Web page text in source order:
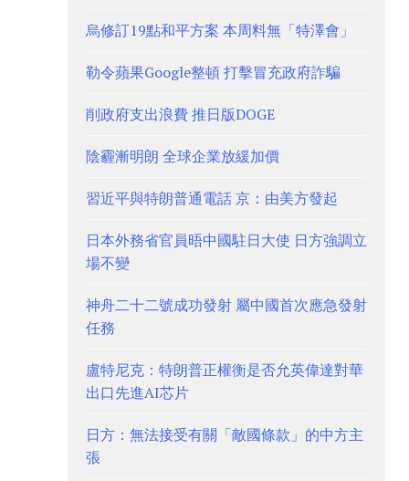
烏修訂19點和平方案 本周料無「特澤會」
勒令蘋果Google整頓 打擊冒充政府詐騙
削政府支出浪費 推日版DOGE
陰霾漸明朗 全球企業放緩加價
習近平與特朗普通電話 京：由美方發起
日本外務省官員晤中國駐日大使 日方強調立
場不變
神舟二十二號成功發射 屬中國首次應急發射
任務
盧特尼克：特朗普正權衡是否允英偉達對華
出口先進AI芯片
日方：無法接受有關「敵國條款」的中方主
張